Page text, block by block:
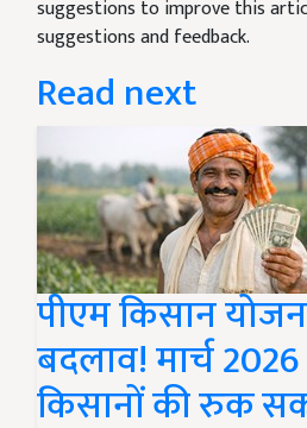
suggestions to improve this
suggestions and feedback.
Read next
पीएम किसान
बदलाव! मार्च
किसानों की रुक